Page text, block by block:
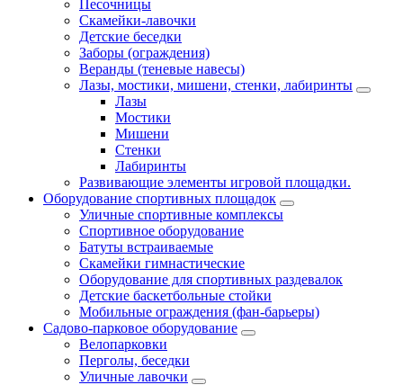
Песочницы
Скамейки-лавочки
Детские беседки
Заборы (ограждения)
Веранды (теневые навесы)
Лазы, мостики, мишени, стенки, лабиринты
Лазы
Мостики
Мишени
Стенки
Лабиринты
Развивающие элементы игровой площадки.
Оборудование спортивных площадок
Уличные спортивные комплексы
Спортивное оборудование
Батуты встраиваемые
Скамейки гимнастические
Оборудование для спортивных раздевалок
Детские баскетбольные стойки
Мобильные ограждения (фан-барьеры)
Садово-парковое оборудование
Велопарковки
Перголы, беседки
Уличные лавочки